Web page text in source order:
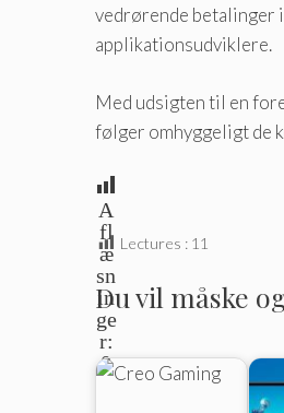
vedrørende betalinger
applikationsudviklere.
Med udsigten til en
følger omhyggeligt de
A
fl
æ
sn
in
ge
r:
0
Lectures : 11
Du vil måske